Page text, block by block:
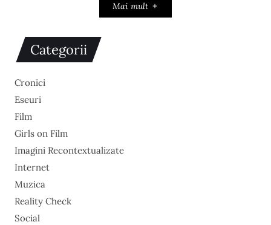
Mai mult
Categorii
Cronici
Eseuri
Film
Girls on Film
Imagini Recontextualizate
Internet
Muzica
Reality Check
Social